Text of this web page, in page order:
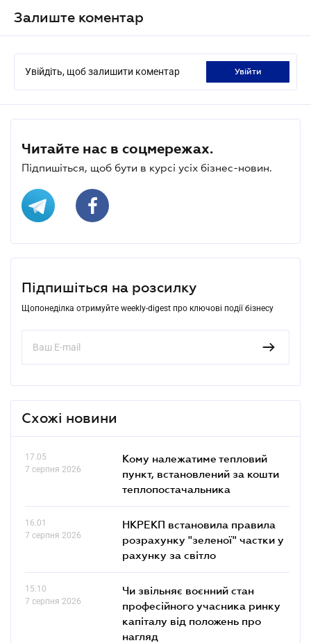
Залиште коментар
Увійдіть, щоб залишити коментар увійти
Читайте нас в соцмережах.
Підпишіться, щоб бути в курсі усіх бізнес-новин.
Підпишіться на розсилку
Щопонеділка отримуйте weekly-digest про ключові події бізнесу
Схожі новини
17.05
7 серпня 2026
Кому належатиме тепловий
пункт, встановлений за кошти
теплопостачальника
16.01
7 серпня 2026
НКРЕКП встановила правила
розрахунку "зеленої" частки у
рахунку за світло
15.10
7 серпня 2026
Чи звільняє воєнний стан
професійного учасника ринку
капіталу від положень про
нагляд